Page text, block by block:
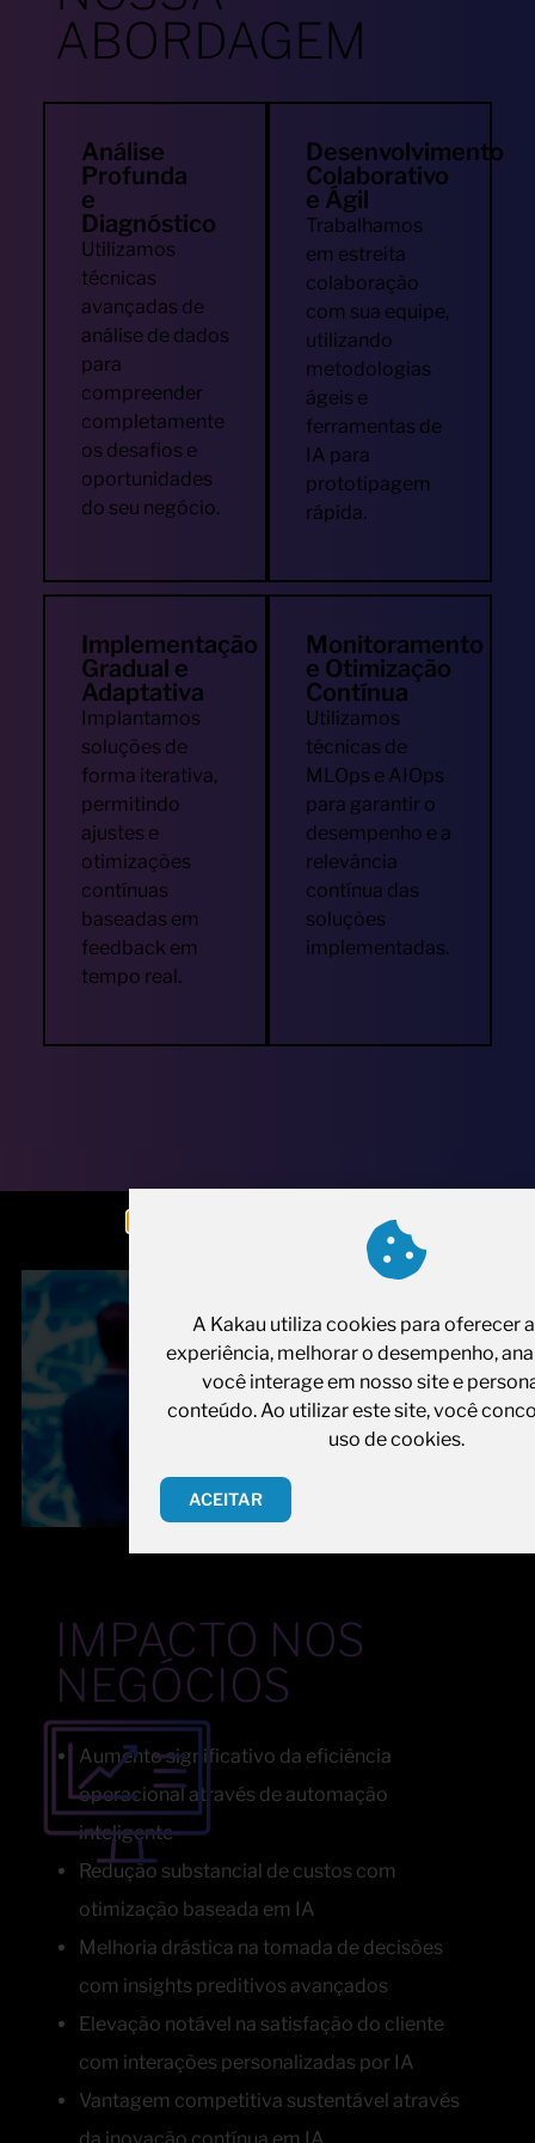
ABORDAGEM
Análise
Profunda
e
Diagnóstico
Utilizamos
técnicas
avançadas de
análise de dados
para
compreender
completamente
os desafios e
oportunidades
do seu negócio.
Desenvolvimento
Colaborativo
e Ágil
Trabalhamos
em estreita
colaboração
com sua equipe,
utilizando
metodologias
ágeis e
ferramentas de
IA para
prototipagem
rápida.
Implementação
Gradual e
Adaptativa
Implantamos
soluções de
forma iterativa,
permitindo
ajustes e
otimizações
contínuas
baseadas em
feedback em
tempo real.
Monitoramento
e Otimização
Contínua
Utilizamos
técnicas de
MLOps e AIOps
para garantir o
desempenho e a
relevância
contínua das
soluções
implementadas.
IMPACTO NOS
NEGÓCIOS
Aumento significativo da eficiência
operacional através de automação
inteligente
Redução substancial de custos com
otimização baseada em IA
Melhoria drástica na tomada de decisões
com insights preditivos avançados
Elevação notável na satisfação do cliente
com interações personalizadas por IA
Vantagem competitiva sustentável através
A Kakau utiliza cookies para oferecer
experiência, melhorar o desempenho,
você interage em nosso site e
conteúdo. Ao utilizar este site, você
uso de cookies.
ACEITAR